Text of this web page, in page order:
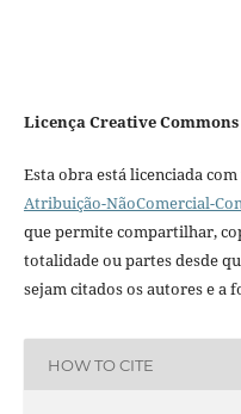
Licença Creative Commons
Esta obra está licenciada
Atribuição-NãoComercial-
que permite compartilhar,
totalidade ou partes desde
sejam citados os autores e a
HOW TO CITE